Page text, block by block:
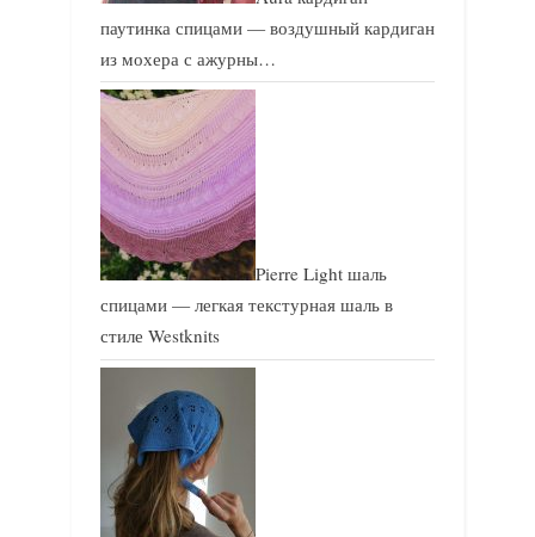
паутинка спицами — воздушный кардиган
из мохера с ажурны…
Pierre Light шаль
спицами — легкая текстурная шаль в
стиле Westknits